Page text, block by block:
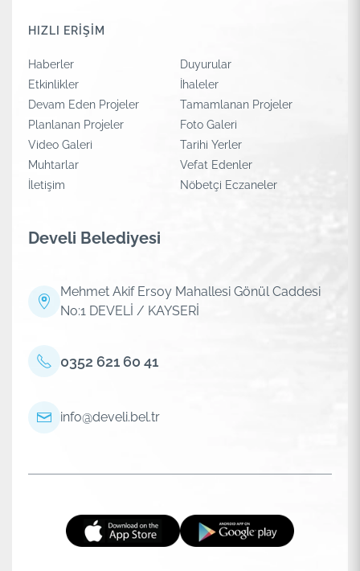
HIZLI ERİŞİM
Haberler
Duyurular
Etkinlikler
İhaleler
Devam Eden Projeler
Tamamlanan Projeler
Planlanan Projeler
Foto Galeri
Video Galeri
Tarihi Yerler
Muhtarlar
Vefat Edenler
İletişim
Nöbetçi Eczaneler
Develi Belediyesi
Mehmet Akif Ersoy Mahallesi Gönül Caddesi
No:1 DEVELİ / KAYSERİ
0352 621 60 41
info@develi.bel.tr